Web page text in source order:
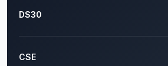
DS30
CSE